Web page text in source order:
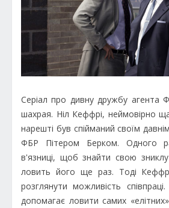
Серіал про дивну дружбу агента
шахрая. Ніл Кеффрі, неймовірно
нарешті був спійманий своїм
ФБР Пітером Берком. Одного
в'язниці, щоб знайти свою
ловить його ще раз. Тоді
розглянути можливість
допомагає ловити самих